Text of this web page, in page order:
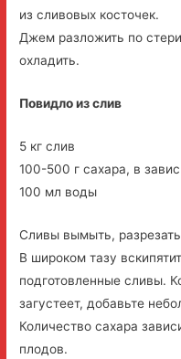
из сливовых косточек.
Джем разложить по
охладить.
Повидло из слив
5 кг слив
100-500 г сахара, в
100 мл воды
Сливы вымыть,
В широком тазу
подготовленные сливы.
загустеет, добавьте
Количество сахара
плодов.